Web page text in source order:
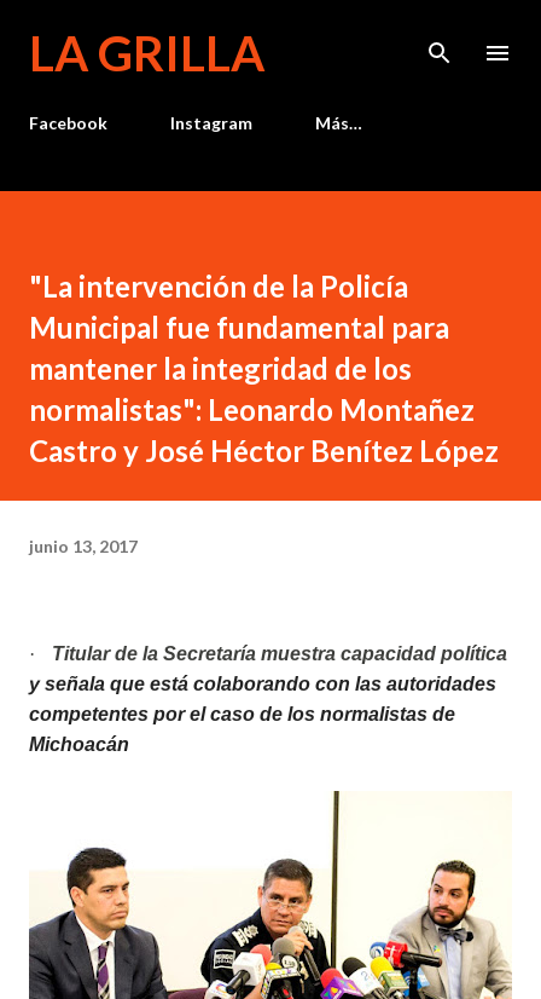
LA GRILLA
Facebook Instagram Más…
"La intervención de la Policía
Municipal fue fundamental para
mantener la integridad de los
normalistas": Leonardo Montañez
Castro y José Héctor Benítez López
junio 13, 2017
·
Titular de la Secretaría muestra capacidad política
y señala que está colaborando con las autoridades
competentes por el caso de los normalistas de
Michoacán